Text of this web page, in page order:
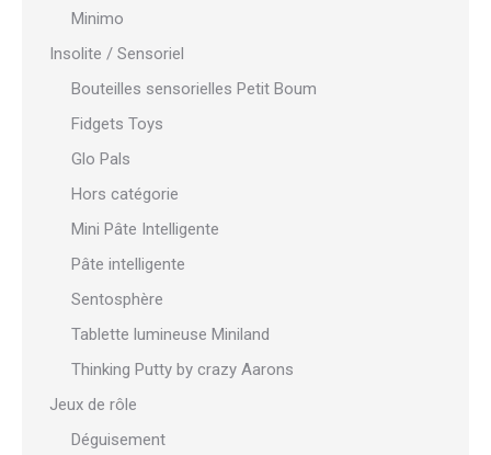
Minimo
Insolite / Sensoriel
Bouteilles sensorielles Petit Boum
Fidgets Toys
Glo Pals
Hors catégorie
Mini Pâte Intelligente
Pâte intelligente
Sentosphère
Tablette lumineuse Miniland
Thinking Putty by crazy Aarons
Jeux de rôle
Déguisement